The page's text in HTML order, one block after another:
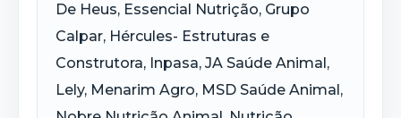
De Heus, Essencial Nutrição, Grupo
Calpar, Hércules- Estruturas e
Construtora, Inpasa, JA Saúde Animal,
Lely, Menarim Agro, MSD Saúde Animal,